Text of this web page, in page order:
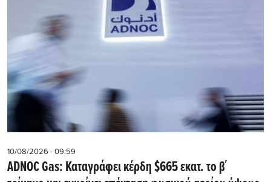
10/08/2026 - 09:59
ADNOC Gas: Καταγράφει κέρδη $665 εκατ. το β΄